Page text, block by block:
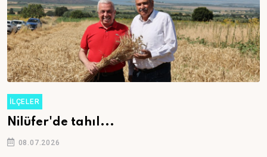
İLÇELER
İş arıyorsanız...
08.07.2026